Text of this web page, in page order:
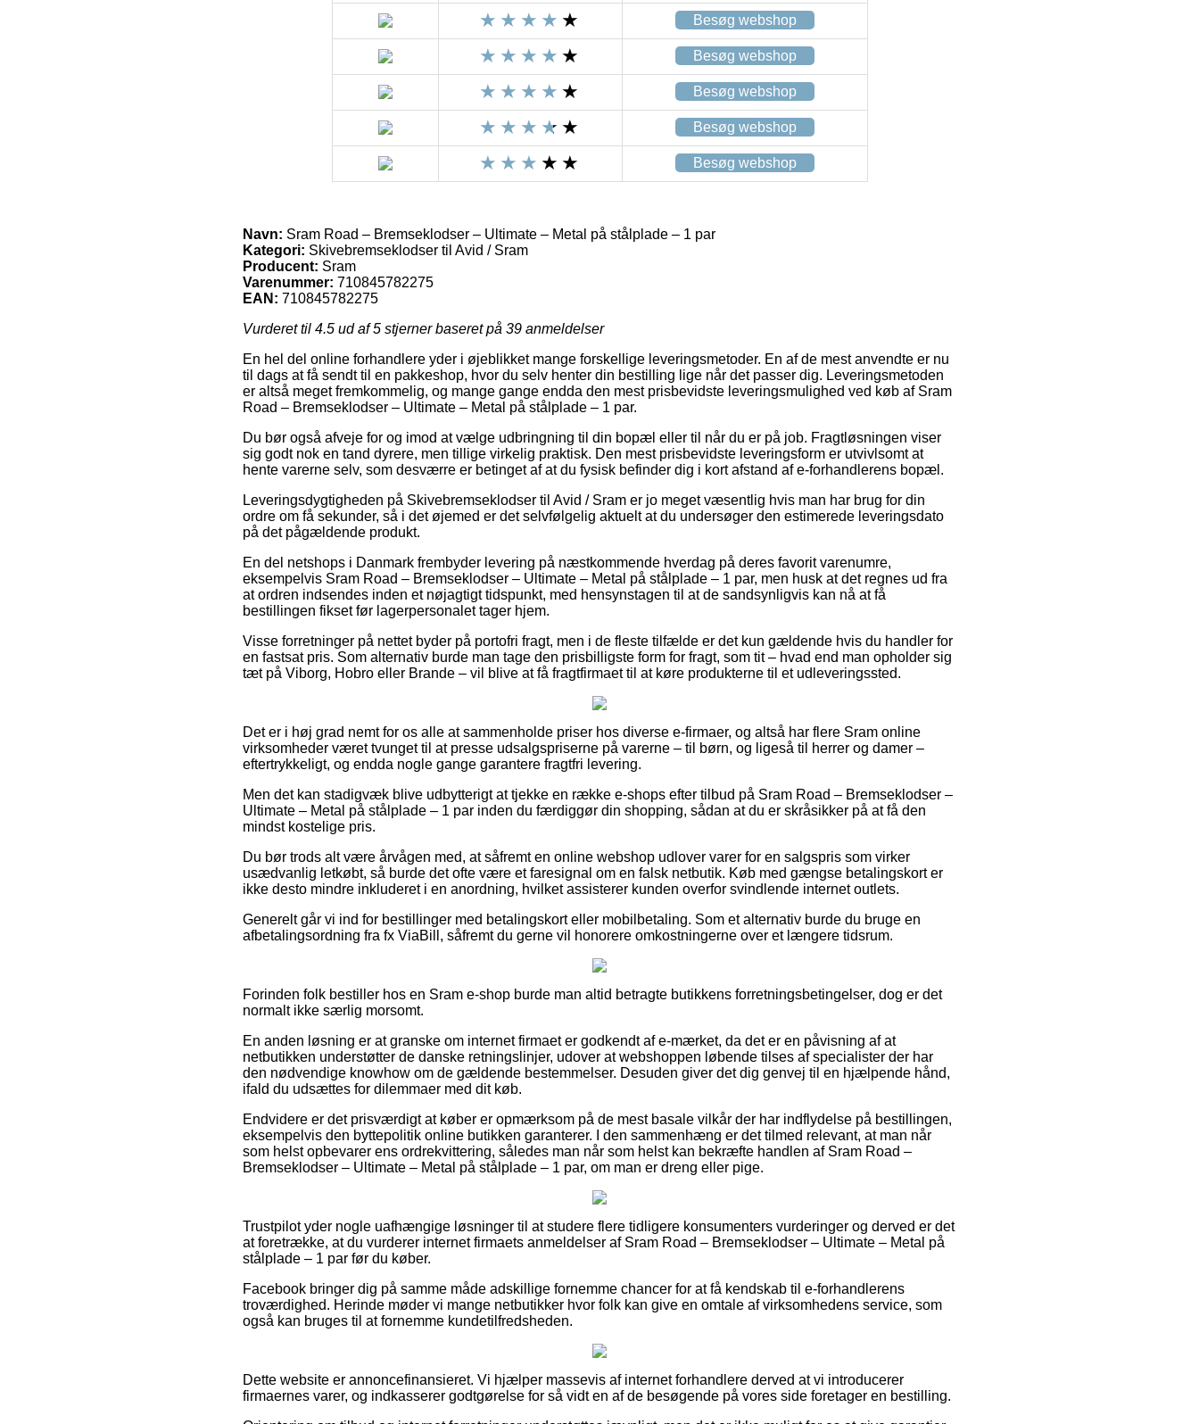
Besøg webshop
Besøg webshop
Besøg webshop
Besøg webshop
Besøg webshop
Navn: Sram Road – Bremseklodser – Ultimate – Metal på stålplade – 1 par
Kategori: Skivebremseklodser til Avid / Sram
Producent: Sram
Varenummer: 710845782275
EAN: 710845782275
Vurderet til 4.5 ud af 5 stjerner baseret på 39 anmeldelser
En hel del online forhandlere yder i øjeblikket mange forskellige leveringsmetoder. En af de mest anvendte er nu
til dags at få sendt til en pakkeshop, hvor du selv henter din bestilling lige når det passer dig. Leveringsmetoden
er altså meget fremkommelig, og mange gange endda den mest prisbevidste leveringsmulighed ved køb af Sram
Road – Bremseklodser – Ultimate – Metal på stålplade – 1 par.
Du bør også afveje for og imod at vælge udbringning til din bopæl eller til når du er på job. Fragtløsningen viser
sig godt nok en tand dyrere, men tillige virkelig praktisk. Den mest prisbevidste leveringsform er utvivlsomt at
hente varerne selv, som desværre er betinget af at du fysisk befinder dig i kort afstand af e-forhandlerens bopæl.
Leveringsdygtigheden på Skivebremseklodser til Avid / Sram er jo meget væsentlig hvis man har brug for din
ordre om få sekunder, så i det øjemed er det selvfølgelig aktuelt at du undersøger den estimerede leveringsdato
på det pågældende produkt.
En del netshops i Danmark frembyder levering på næstkommende hverdag på deres favorit varenumre,
eksempelvis Sram Road – Bremseklodser – Ultimate – Metal på stålplade – 1 par, men husk at det regnes ud fra
at ordren indsendes inden et nøjagtigt tidspunkt, med hensynstagen til at de sandsynligvis kan nå at få
bestillingen fikset før lagerpersonalet tager hjem.
Visse forretninger på nettet byder på portofri fragt, men i de fleste tilfælde er det kun gældende hvis du handler for
en fastsat pris. Som alternativ burde man tage den prisbilligste form for fragt, som tit – hvad end man opholder sig
tæt på Viborg, Hobro eller Brande – vil blive at få fragtfirmaet til at køre produkterne til et udleveringssted.
Det er i høj grad nemt for os alle at sammenholde priser hos diverse e-firmaer, og altså har flere Sram online
virksomheder været tvunget til at presse udsalgspriserne på varerne – til børn, og ligeså til herrer og damer –
eftertrykkeligt, og endda nogle gange garantere fragtfri levering.
Men det kan stadigvæk blive udbytterigt at tjekke en række e-shops efter tilbud på Sram Road – Bremseklodser –
Ultimate – Metal på stålplade – 1 par inden du færdiggør din shopping, sådan at du er skråsikker på at få den
mindst kostelige pris.
Du bør trods alt være årvågen med, at såfremt en online webshop udlover varer for en salgspris som virker
usædvanlig letkøbt, så burde det ofte være et faresignal om en falsk netbutik. Køb med gængse betalingskort er
ikke desto mindre inkluderet i en anordning, hvilket assisterer kunden overfor svindlende internet outlets.
Generelt går vi ind for bestillinger med betalingskort eller mobilbetaling. Som et alternativ burde du bruge en
afbetalingsordning fra fx ViaBill, såfremt du gerne vil honorere omkostningerne over et længere tidsrum.
Forinden folk bestiller hos en Sram e-shop burde man altid betragte butikkens forretningsbetingelser, dog er det
normalt ikke særlig morsomt.
En anden løsning er at granske om internet firmaet er godkendt af e-mærket, da det er en påvisning af at
netbutikken understøtter de danske retningslinjer, udover at webshoppen løbende tilses af specialister der har
den nødvendige knowhow om de gældende bestemmelser. Desuden giver det dig genvej til en hjælpende hånd,
ifald du udsættes for dilemmaer med dit køb.
Endvidere er det prisværdigt at køber er opmærksom på de mest basale vilkår der har indflydelse på bestillingen,
eksempelvis den byttepolitik online butikken garanterer. I den sammenhæng er det tilmed relevant, at man når
som helst opbevarer ens ordrekvittering, således man når som helst kan bekræfte handlen af Sram Road –
Bremseklodser – Ultimate – Metal på stålplade – 1 par, om man er dreng eller pige.
Trustpilot yder nogle uafhængige løsninger til at studere flere tidligere konsumenters vurderinger og derved er det
at foretrække, at du vurderer internet firmaets anmeldelser af Sram Road – Bremseklodser – Ultimate – Metal på
stålplade – 1 par før du køber.
Facebook bringer dig på samme måde adskillige fornemme chancer for at få kendskab til e-forhandlerens
troværdighed. Herinde møder vi mange netbutikker hvor folk kan give en omtale af virksomhedens service, som
også kan bruges til at fornemme kundetilfredsheden.
Dette website er annoncefinansieret. Vi hjælper massevis af internet forhandlere derved at vi introducerer
firmaernes varer, og indkasserer godtgørelse for så vidt en af de besøgende på vores side foretager en bestilling.